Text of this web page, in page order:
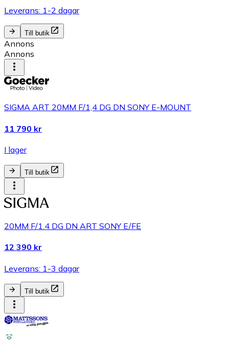
Leverans: 1-2 dagar
Till butik
Annons
Annons
SIGMA ART 20MM F/1,4 DG DN SONY E-MOUNT
11 790 kr
I lager
Till butik
20MM F/1.4 DG DN ART SONY E/FE
12 390 kr
Leverans: 1-3 dagar
Till butik